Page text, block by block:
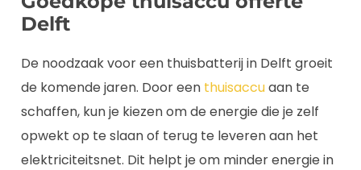
Delft
De noodzaak voor een thuisbatterij in Delft groeit
de komende jaren. Door een thuisaccuaan te
schaffen, kun je kiezen om de energie die je zelf
opwekt op te slaan of terug te leveren aan het
elektriciteitsnet. Dit helpt je om minder energie in